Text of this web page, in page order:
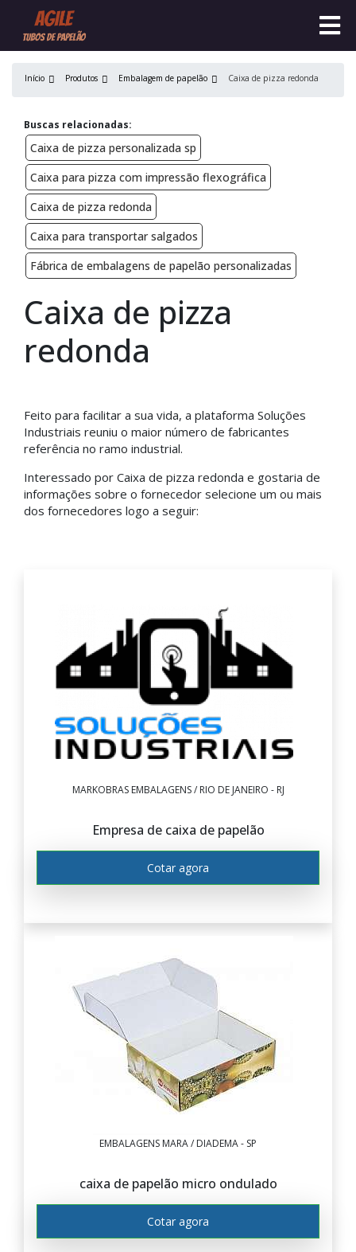
Início Produtos Embalagem de papelão Caixa de pizza redonda
Buscas relacionadas:
Caixa de pizza personalizada sp
Caixa para pizza com impressão flexográfica
Caixa de pizza redonda
Caixa para transportar salgados
Fábrica de embalagens de papelão personalizadas
Caixa de pizza
redonda
Feito para facilitar a sua vida, a plataforma Soluções
Industriais reuniu o maior número de fabricantes
referência no ramo industrial.
Interessado por Caixa de pizza redonda e gostaria de
informações sobre o fornecedor selecione um ou mais
dos fornecedores logo a seguir:
MARKOBRAS EMBALAGENS / RIO DE JANEIRO - RJ
Empresa de caixa de papelão
Cotar agora
EMBALAGENS MARA / DIADEMA - SP
caixa de papelão micro ondulado
Cotar agora